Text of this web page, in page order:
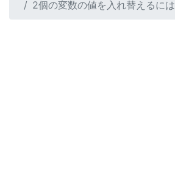
2個の変数の値を入れ替えるには